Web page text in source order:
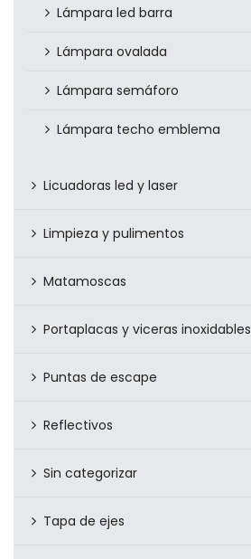
Lámpara led barra
Lámpara ovalada
Lámpara semáforo
Lámpara techo emblema
Licuadoras led y laser
Limpieza y pulimentos
Matamoscas
Portaplacas y viceras inoxidables
Puntas de escape
Reflectivos
Sin categorizar
Tapa de ejes